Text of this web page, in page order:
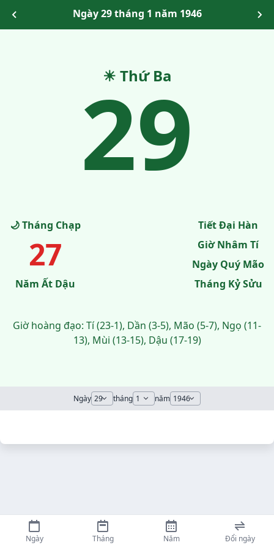
Ngày 29 tháng 1 năm 1946
☀ Thứ Ba
29
🌙 Tháng Chạp
27
Năm Ất Dậu
Tiết Đại Hàn
Giờ Nhâm Tí
Ngày Quý Mão
Tháng Kỷ Sửu
Giờ hoàng đạo: Tí (23-1), Dần (3-5), Mão (5-7), Ngọ (11-
13), Mùi (13-15), Dậu (17-19)
Ngày tháng năm
Ngày Tháng Năm Đổi ngày